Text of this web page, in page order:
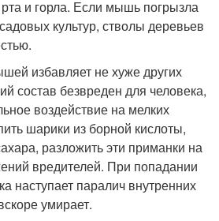
и горла. Если мышь погрызла
культур, стволы деревьев
избавляет не хуже других
состав безвреден для человека,
воздействие на мелких
шарики из борной кислоты,
разложить эти приманки на
вредителей. При попадании
наступает паралич внутренних
умирает.